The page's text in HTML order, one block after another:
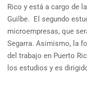
Rico y está a cargo de
Guilbe. El segundo
microempresas, que
Segarra. Asimismo, la
del trabajo en Puerto
los estudios y es